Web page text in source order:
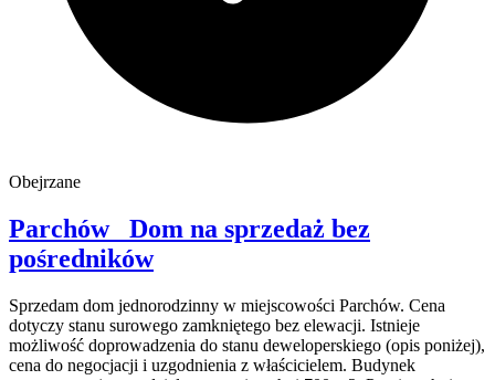
Obejrzane
Parchów Dom na sprzedaż bez
pośredników
Sprzedam dom jednorodzinny w miejscowości Parchów. Cena
dotyczy stanu surowego zamkniętego bez elewacji. Istnieje
możliwość doprowadzenia do stanu deweloperskiego (opis poniżej),
cena do negocjacji i uzgodnienia z właścicielem. Budynek